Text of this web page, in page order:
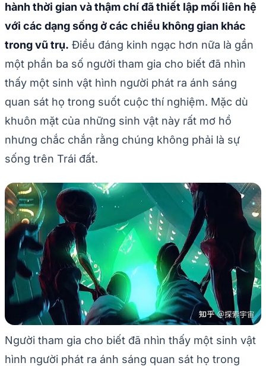
hành thời gian và thậm chí đã thiết lập mối liên hệ
với các dạng sống ở các chiều không gian khác
trong vũ trụ. Điều đáng kinh ngạc hơn nữa là gần
một phần ba số người tham gia cho biết đã nhìn
thấy một sinh vật hình người phát ra ánh sáng
quan sát họ trong suốt cuộc thí nghiệm. Mặc dù
khuôn mặt của những sinh vật này rất mơ hồ
nhưng chắc chắn rằng chúng không phải là sự
sống trên Trái đất.
Người tham gia cho biết đã nhìn thấy một sinh vật
hình người phát ra ánh sáng quan sát họ trong